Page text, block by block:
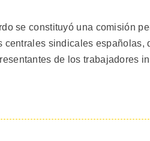
se constituyó una comisión
centrales sindicales españolas,
de los trabajadores